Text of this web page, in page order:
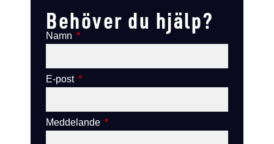
Behöver du hjälp?
Namn
E-post
Meddelande